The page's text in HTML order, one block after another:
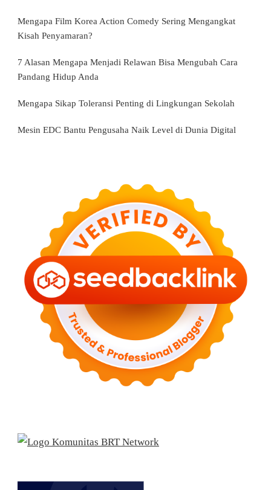
Mengapa Film Korea Action Comedy Sering Mengangkat
Kisah Penyamaran?
7 Alasan Mengapa Menjadi Relawan Bisa Mengubah Cara
Pandang Hidup Anda
Mengapa Sikap Toleransi Penting di Lingkungan Sekolah
Mesin EDC Bantu Pengusaha Naik Level di Dunia Digital